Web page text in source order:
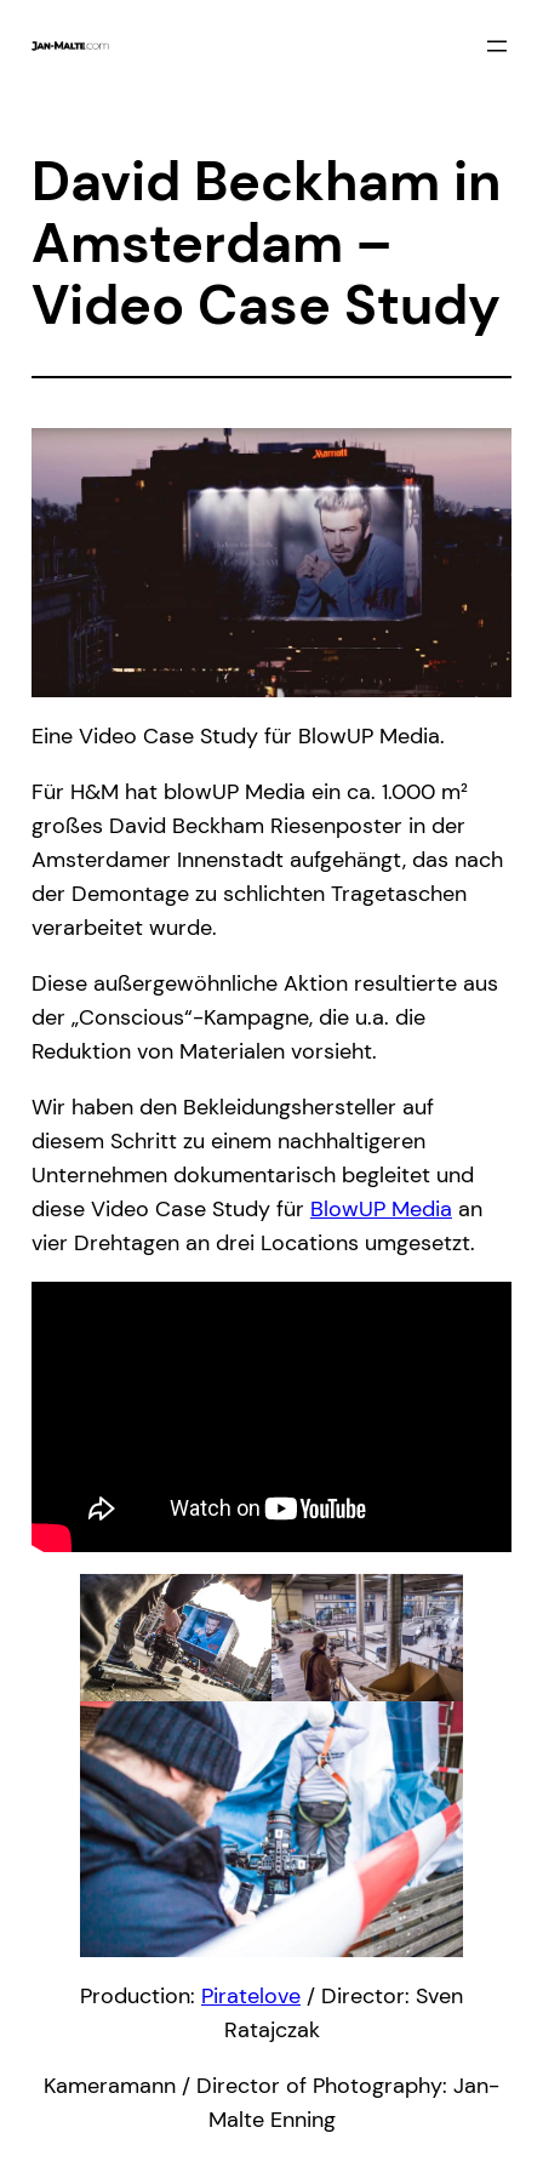
Inhalt
David Beckham in
Amsterdam –
Video Case Study
Eine Video Case Study für BlowUP Media.
Für H&M hat blowUP Media ein ca. 1.000 m²
großes David Beckham Riesenposter in der
Amsterdamer Innenstadt aufgehängt, das nach
der Demontage zu schlichten Tragetaschen
verarbeitet wurde.
Diese außergewöhnliche Aktion resultierte aus
der „Conscious“-Kampagne, die u.a. die
Reduktion von Materialen vorsieht.
Wir haben den Bekleidungshersteller auf
diesem Schritt zu einem nachhaltigeren
Unternehmen dokumentarisch begleitet und
diese Video Case Study für BlowUP Media an
vier Drehtagen an drei Locations umgesetzt.
Production: Piratelove / Director: Sven
Ratajczak
Kameramann / Director of Photography: Jan-
Malte Enning